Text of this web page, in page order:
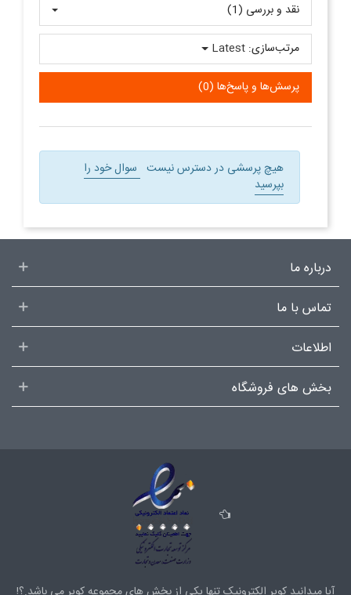
نقد و بررسی‌‌ (1)
پرسش‌ها و پاسخ‌ها (0)
مرتب‌سازی: Latest
هیچ پرسشی در دسترس نیست سوال خود را
بپرسید
درباره ما
تماس با ما
اطلاعات
بخش های فروشگاه